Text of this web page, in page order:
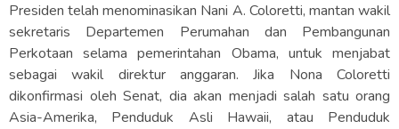
Presiden telah menominasikan Nani A. Coloretti, mantan wakil
sekretaris Departemen Perumahan dan Pembangunan
Perkotaan selama pemerintahan Obama, untuk menjabat
sebagai wakil direktur anggaran. Jika Nona Coloretti
dikonfirmasi oleh Senat, dia akan menjadi salah satu orang
Asia-Amerika, Penduduk Asli Hawaii, atau Penduduk